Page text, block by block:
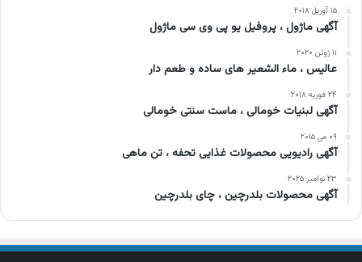
۱۵ آوریل ۲۰۱۸
آگهی ماژول ، پروفیل یو پی وی سی ماژول
۱۱ ژوئن ۲۰۲۰
عالیس ، ماء الشعیر های ساده و طعم دار
۲۴ فوریه ۲۰۱۸
آگهی لبنیات خومالی ، ماست سنتی خومالی
۰۹ می ۲۰۱۵
آگهی رادیویی محصولات غذایی تحفه ، تن ماهی
۲۳ نوامبر ۲۰۲۵
آگهی محصولات بلدرچین ، چای بلدرچین